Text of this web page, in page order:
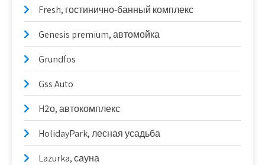
Fresh, гостинично-банный комплекс
Genesis premium, автомойка
Grundfos
Gss Auto
H2о, автокомплекс
HolidayPark, лесная усадьба
Lazurka, сауна